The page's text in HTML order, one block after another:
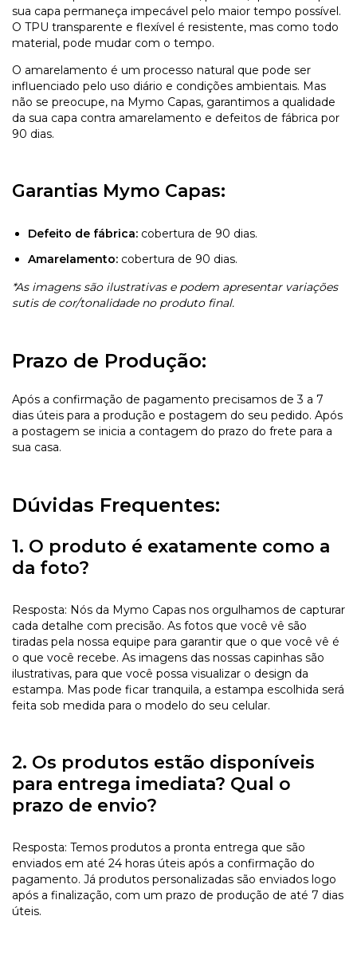
sua capa permaneça impecável pelo maior tempo possível.
O TPU transparente e flexível é resistente, mas como todo
material, pode mudar com o tempo.
O amarelamento é um processo natural que pode ser
influenciado pelo uso diário e condições ambientais. Mas
não se preocupe, na Mymo Capas, garantimos a qualidade
da sua capa contra amarelamento e defeitos de fábrica por
90 dias.
Garantias Mymo Capas:
Defeito de fábrica: cobertura de 90 dias.
Amarelamento: cobertura de 90 dias.
*As imagens são ilustrativas e podem apresentar variações
sutis de cor/tonalidade no produto final.
Prazo de Produção:
Após a confirmação de pagamento precisamos de 3 a 7
dias úteis para a produção e postagem do seu pedido. Após
a postagem se inicia a contagem do prazo do frete para a
sua casa.
Dúvidas Frequentes:
1. O produto é exatamente como a
da foto?
Resposta: Nós da Mymo Capas nos orgulhamos de capturar
cada detalhe com precisão. As fotos que você vê são
tiradas pela nossa equipe para garantir que o que você vê é
o que você recebe. As imagens das nossas capinhas são
ilustrativas, para que você possa visualizar o design da
estampa. Mas pode ficar tranquila, a estampa escolhida será
feita sob medida para o modelo do seu celular.
2. Os produtos estão disponíveis
para entrega imediata? Qual o
prazo de envio?
Resposta: Temos produtos a pronta entrega que são
enviados em até 24 horas úteis após a confirmação do
pagamento. Já produtos personalizadas são enviados logo
após a finalização, com um prazo de produção de até 7 dias
úteis.